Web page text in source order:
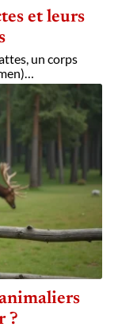
et leurs
un corps
…
?